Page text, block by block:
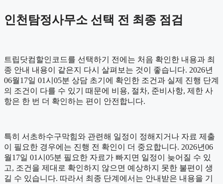
인천탐정사무소 선택 전 최종 점검
트립닷컴할인코드를 선택하기 전에는 처음 확인한 내용과 최
종 안내 내용이 같은지 다시 살펴보는 것이 좋습니다. 2026년
06월17일 01시05분 상담 초기에 확인한 조건과 실제 진행 단계
의 조건이 다를 수 있기 때문에 비용, 절차, 준비사항, 제한 사
항은 한 번 더 확인하는 편이 안전합니다.
특히 서초하수구막힘와 관련해 일정이 정해지거나 자료 제출
이 필요한 경우에는 진행 전 확인이 더 중요합니다. 2026년06
월17일 01시05분 필요한 자료가 빠지면 일정이 늦어질 수 있
고, 조건을 제대로 확인하지 않으면 예상하지 못한 불편이 생
길 수 있습니다. 따라서 최종 단계에서는 안내받은 내용을 기